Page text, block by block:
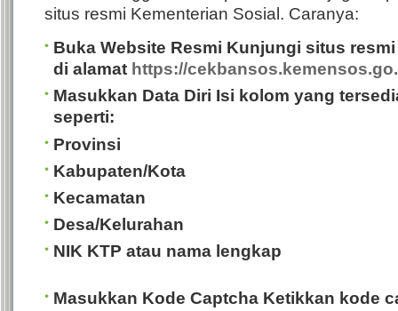
situs resmi Kementerian Sosial. Caranya:
Buka Website Resmi Kunjungi situs
di alamat https://
Masukkan Data Diri Isi kolom yang
seperti:
Provinsi
Kabupaten/Kota
Kecamatan
Desa/Kelurahan
NIK KTP atau nama lengkap
Masukkan Kode Captcha Ketikkan kode